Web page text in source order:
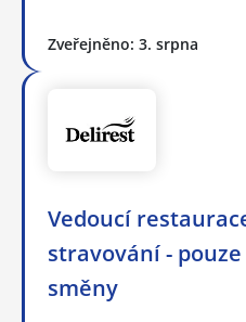
Zveřejněno: 3. srpna
Vedoucí
stravování -
směny